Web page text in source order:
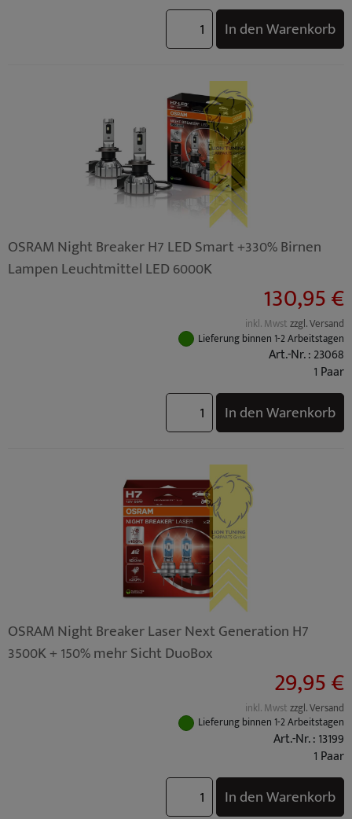
In den Warenkorb
OSRAM Night Breaker H7 LED Smart +330% Birnen
Lampen Leuchtmittel LED 6000K
130,95 €
inkl. Mwstzzgl. Versand
Lieferung binnen 1-2 Arbeitstagen
Art.-Nr. : 23068
1 Paar
In den Warenkorb
OSRAM Night Breaker Laser Next Generation H7
3500K + 150% mehr Sicht DuoBox
29,95 €
inkl. Mwstzzgl. Versand
Lieferung binnen 1-2 Arbeitstagen
Art.-Nr. : 13199
1 Paar
In den Warenkorb